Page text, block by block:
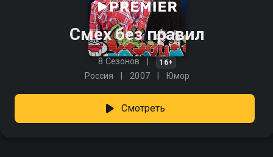
Смех без правил
8 Сезонов 16+
Россия 2007 Юмор
Смотреть